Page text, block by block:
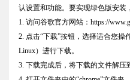
认设置和功能。要实现绿色版安装
1. 访问谷歌官方网站：https://
2. 点击“下载”按钮，选择适合您操
Linux）进行下载。
3. 下载完成后，将下载的文件解压